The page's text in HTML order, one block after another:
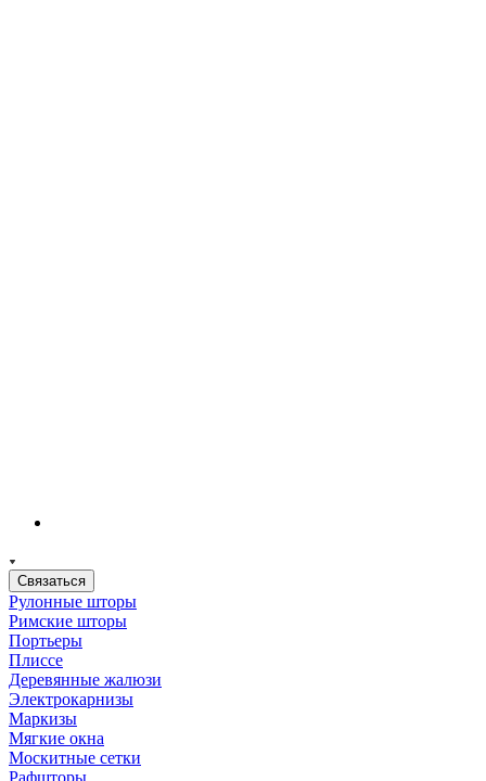
Связаться
Рулонные шторы
Римские шторы
Портьеры
Плиссе
Деревянные жалюзи
Электрокарнизы
Маркизы
Мягкие окна
Москитные сетки
Рафшторы